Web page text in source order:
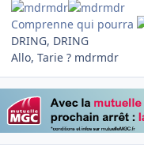
Comprenne qui pourra
DRING, DRING
Allo, Tarie ? mdrmdr